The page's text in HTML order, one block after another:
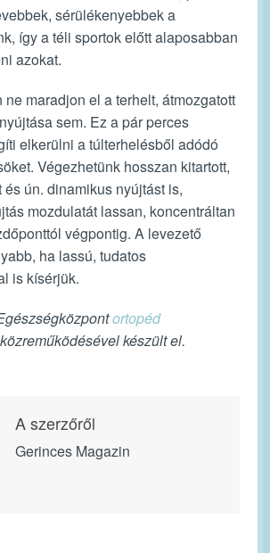
sérülékenyebbek a
így a téli sportok előtt alaposabban
azokat.
maradjon el a terhelt, átmozgatott
sem. Ez a pár perces
elkerülni a túlterhelésből adódó
Végezhetünk hosszan kitartott,
ún. dinamikus nyújtást is,
mozdulatát lassan, koncentráltan
végpontig. A levezető
ha lassú, tudatos
is kísérjük.
ortopéd
közreműködésével készült el.
A szerzőről
Gerinces Magazin